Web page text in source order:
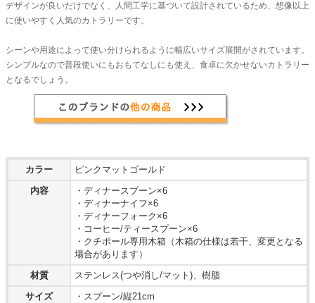
デザインが良いだけでなく、人間工学に基づいて設計されているため、想像以上
に使いやすく人気のカトラリーです。
シーンや用途によって使い分けられるように幅広いサイズ展開がされています。
シンプルなので普段使いにもおもてなしにも使え、食卓に欠かせないカトラリー
となるでしょう。
カラー
ピンクマットゴールド
内容
・ディナースプーン×6
・ディナーナイフ×6
・ディナーフォーク×6
・コーヒー/ティースプーン×6
・クチポール専用木箱（木箱の仕様は若干、変更となる
場合があります）
材質
ステンレス(つや消し/マット)、樹脂
サイズ
・スプーン/縦21cm